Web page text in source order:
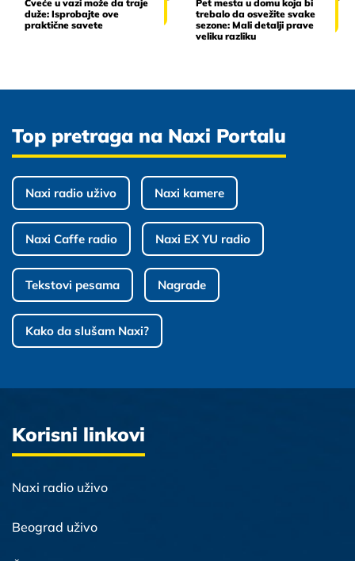
Cveće u vazi može da traje
duže: Isprobajte ove
praktične savete
Pet mesta u domu koja bi
trebalo da osvežite svake
sezone: Mali detalji prave
veliku razliku
Top pretraga na Naxi Portalu
Naxi radio uživo Naxi kamere
Naxi Caffe radio Naxi EX YU radio
Tekstovi pesama Nagrade
Kako da slušam Naxi?
Korisni linkovi
Naxi radio uživo
Beograd uživo